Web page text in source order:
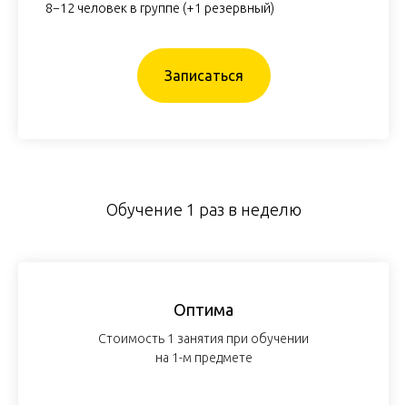
8−12 человек в группе (+1 резервный)
Записаться
Обучение 1 раз в неделю
Оптима
Стоимость 1 занятия при обучении
на 1-м предмете